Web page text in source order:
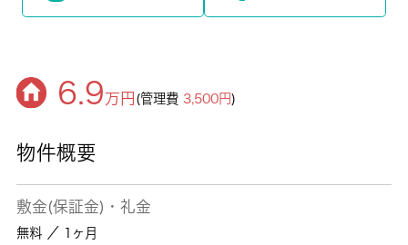
6.9万円 (管理費3,500円)
物件概要
敷金(保証金)・礼金
無料 ／ 1ヶ月